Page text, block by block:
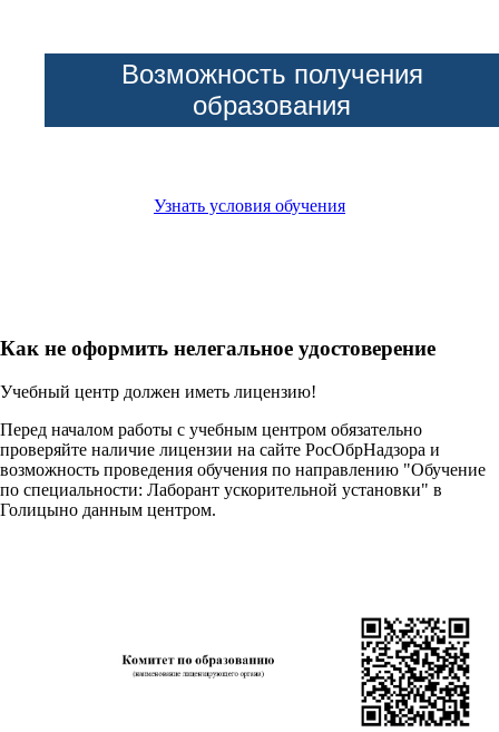
Возможность получения
образования
Узнать условия обучения
Как не оформить нелегальное удостоверение
Учебный центр должен иметь лицензию!
Перед началом работы с учебным центром обязательно
проверяйте наличие лицензии на сайте РосОбрНадзора и
возможность проведения обучения по направлению "Обучение
по специальности: Лаборант ускорительной установки" в
Голицыно данным центром.